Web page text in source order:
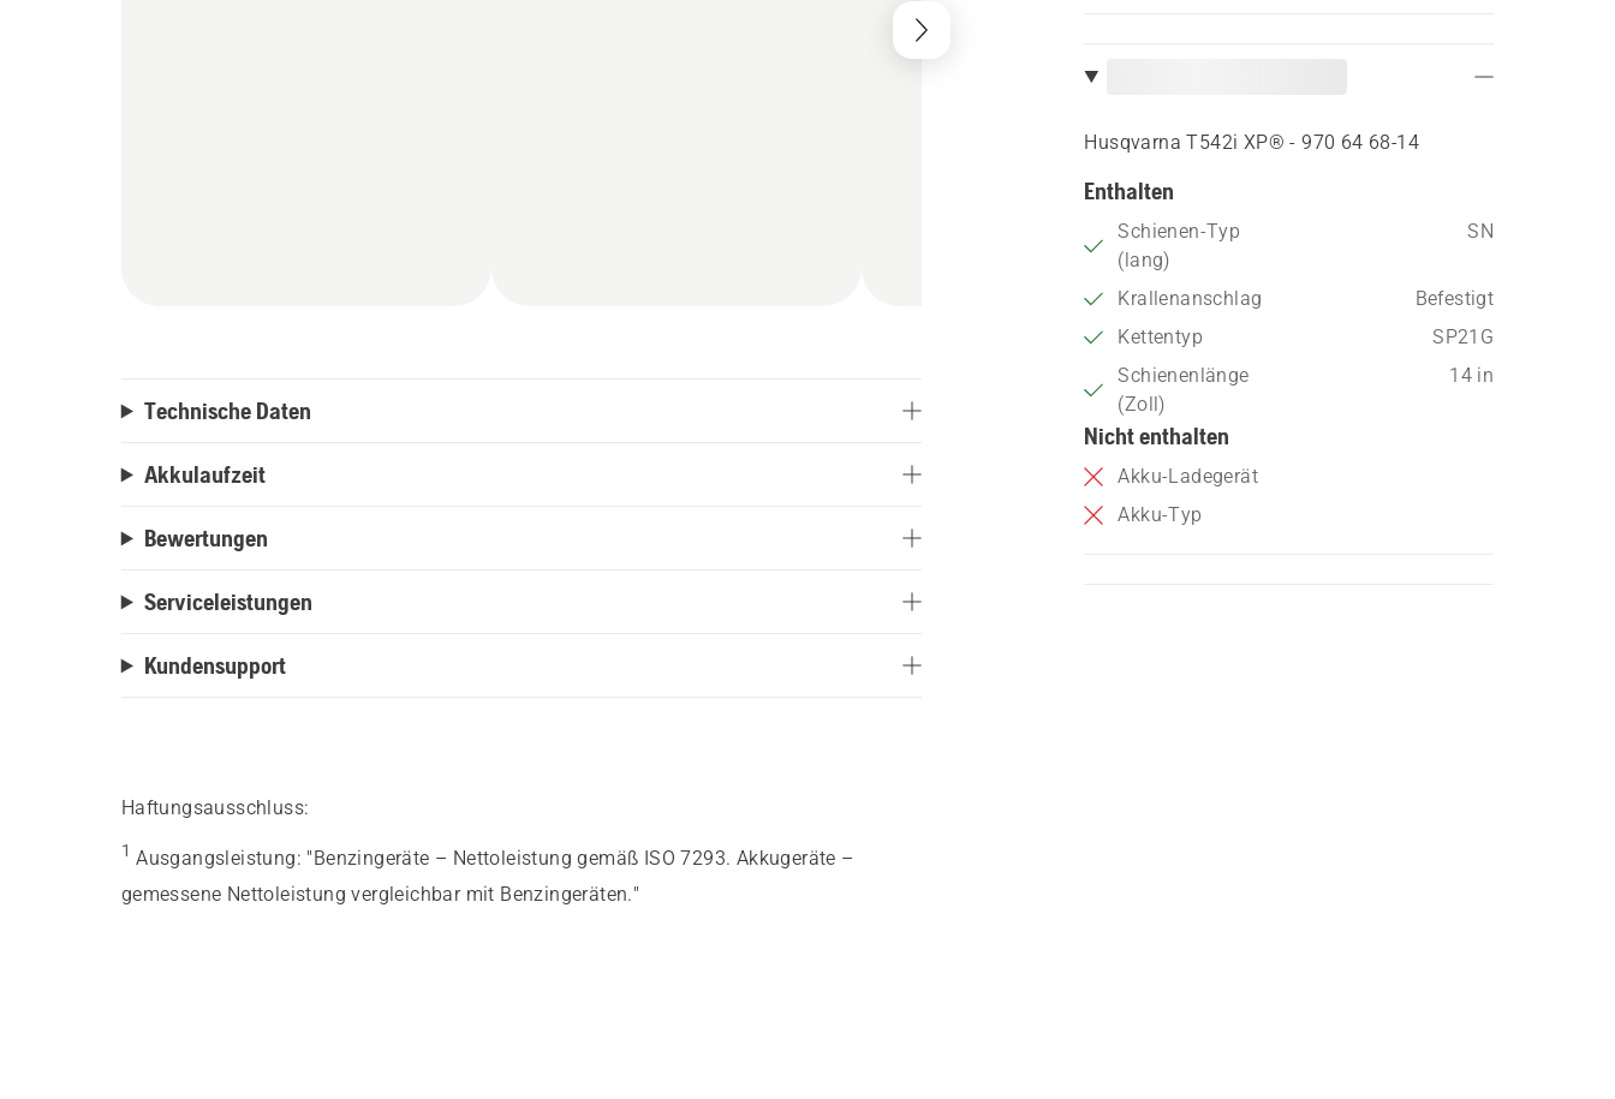
Husqvarna T542i XP® - 970 64 68‑14
Enthalten
Schienen-Typ
(lang)
SN
Krallenanschlag
Befestigt
Kettentyp
SP21G
Schienenlänge
(Zoll)
14 in
Nicht enthalten
Akku-Ladegerät
Akku-Typ
Technische Daten
Akkulaufzeit
Bewertungen
Serviceleistungen
Kundensupport
Haftungsausschluss:
1 Ausgangsleistung: "Benzingeräte – Nettoleistung gemäß ISO 7293. Akkugeräte –
gemessene Nettoleistung vergleichbar mit Benzingeräten."